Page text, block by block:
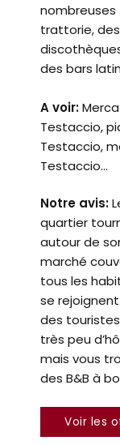
nombreuses
trattorie, des
des bars
A voir:M
Testaccio,
Testaccio,
Testaccio…
Notre avis:L
quartier
autour de
marché
tous les
se
des
très peu
mais vous
des B&B à
Voir les